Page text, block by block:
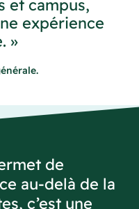
et campus,
expérience
»
de
au-delà de la
c’est une